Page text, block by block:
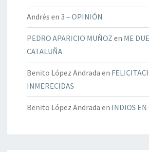
Andrés en 3 – OPINIÓN
PEDRO APARICIO MUÑOZ en ME
CATALUÑA
Benito López Andrada en
INMERECIDAS
Benito López Andrada en INDIOS EN